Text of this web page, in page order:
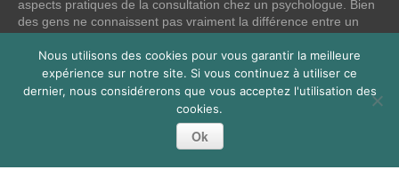
aspects pratiques de la consultation chez un psychologue. Bien
des gens ne connaissent pas vraiment la différence entre un
votre cas, voici quelques définitions qui devraient clarifier les
choses, n’hésitez pas à nous contacter:
Lire la suite
Nous utilisons des cookies pour vous garantir la meilleure
expérience sur notre site. Si vous continuez à utiliser ce
dernier, nous considérerons que vous acceptez l'utilisation des
cookies.
Ok